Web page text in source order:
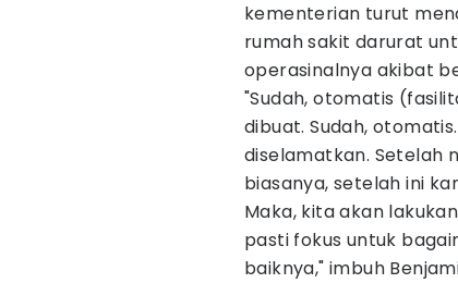
kementerian turut
rumah sakit darurat
operasinalnya akibat
"Sudah, otomatis
dibuat. Sudah,
diselamatkan. Setelah
biasanya, setelah ini
Maka, kita akan
pasti fokus untuk
baiknya," imbuh